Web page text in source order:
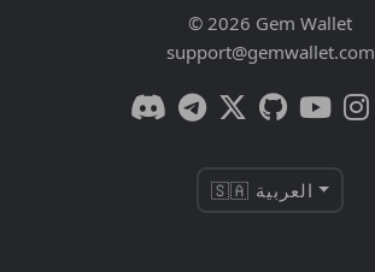
© 2026 Gem Wallet
support@gemwallet.com
🇸🇦 العربية